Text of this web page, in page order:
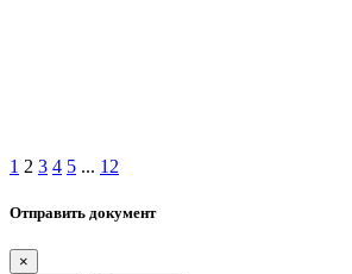
1 2 3 4 5 ... 12
Отправить документ
×